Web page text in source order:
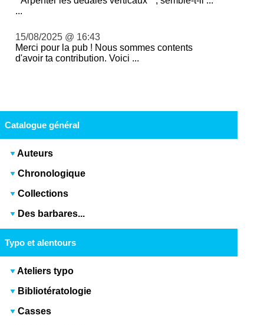
...
15/08/2025 @ 16:43
Merci pour la pub ! Nous sommes contents
d'avoir ta contribution. Voici ...
Catalogue général
Auteurs
Chronologique
Collections
Des barbares...
Typo et alentours
Ateliers typo
Bibliotératologie
Casses